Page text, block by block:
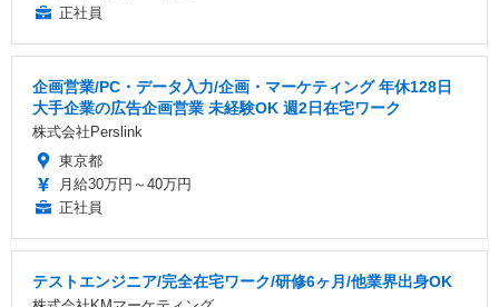
正社員
企画営業/PC・データ入力/企画・マーケティング 年休128日
大手企業の広告企画営業 未経験OK 週2日在宅ワーク
株式会社Perslink
東京都
月給30万円～40万円
正社員
テストエンジニア/完全在宅ワーク/研修6ヶ月/他業界出身OK